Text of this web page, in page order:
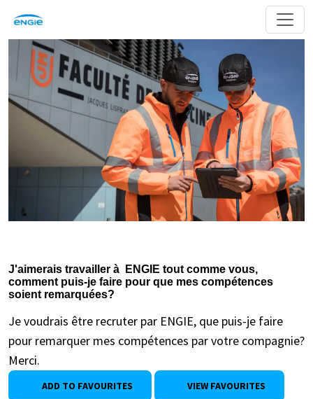
J'aimerais travailler à ENGIE tout comme vous,
comment puis-je faire pour que mes compétences
soient remarquées?
Je voudrais être recruter par ENGIE, que puis-je faire
pour remarquer mes compétences par votre compagnie?
Merci.
ADD TO FAVOURITES VIEW FAVOURITES